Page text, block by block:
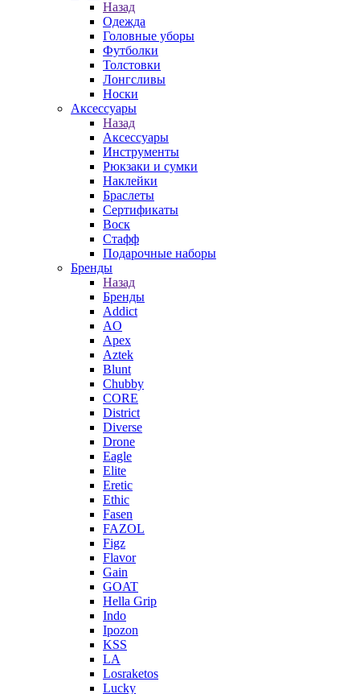
Назад
Одежда
Головные уборы
Футболки
Толстовки
Лонгсливы
Носки
Аксессуары
Назад
Аксессуары
Инструменты
Рюкзаки и сумки
Наклейки
Браслеты
Сертификаты
Воск
Стафф
Подарочные наборы
Бренды
Назад
Бренды
Addict
AO
Apex
Aztek
Blunt
Chubby
CORE
District
Diverse
Drone
Eagle
Elite
Eretic
Ethic
Fasen
FAZOL
Figz
Flavor
Gain
GOAT
Hella Grip
Indo
Ipozon
KSS
LA
Losraketos
Lucky